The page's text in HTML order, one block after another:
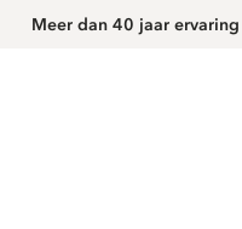
Meer dan 40 jaar ervaring